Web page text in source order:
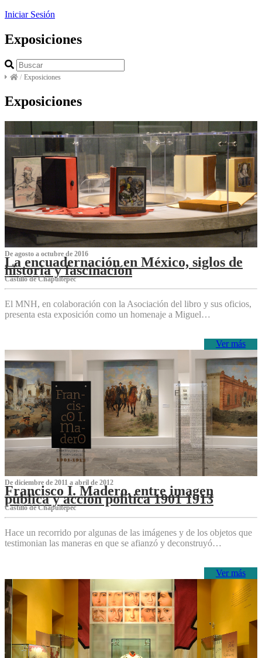
Iniciar Sesión
Exposiciones
/ Exposiciones
Exposiciones
De agosto a octubre de 2016
La encuadernación en México, siglos de
historia y fascinación
Castillo de Chapultepec
El MNH, en colaboración con la Asociación del libro y sus oficios,
presenta esta exposición como un homenaje a Miguel…
Ver más
De diciembre de 2011 a abril de 2012
Francisco I. Madero, entre imagen
pública y acción política 1901 1913
Castillo de Chapultepec
Hace un recorrido por algunas de las imágenes y de los objetos que
testimonian las maneras en que se afianzó y deconstruyó…
Ver más